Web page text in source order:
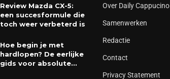
Review Mazda CX-5:
een succesformule die
toch weer verbeterd is
Hoe begin je met
hardlopen? De eerlijke
gids voor absolute...
Over Daily Cappucino
Samenwerken
Redactie
Contact
Privacy Statement